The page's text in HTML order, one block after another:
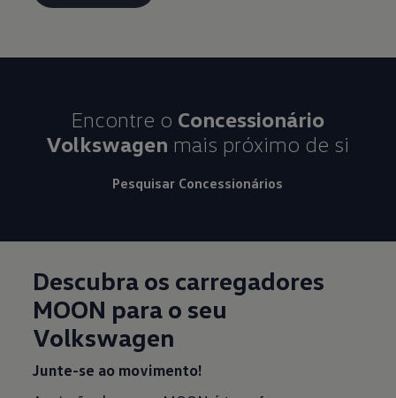
Encontre o Concessionário
Volkswagen mais próximo de si
Pesquisar Concessionários
Descubra os carregadores
MOON para o seu
Volkswagen
Junte-se ao movimento!